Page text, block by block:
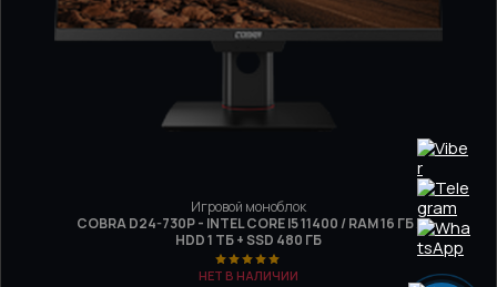
Игровой моноблок
COBRA D24-730P - INTEL CORE I5 11400 / RAM 16 ГБ /
HDD 1 ТБ + SSD 480 ГБ
НЕТ В НАЛИЧИИ